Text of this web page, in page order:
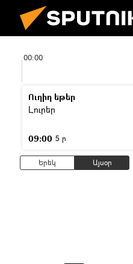
00:00
Ուղիղ եթեր
Լուրեր
09:00 5 ր
Երեկ Այսօր